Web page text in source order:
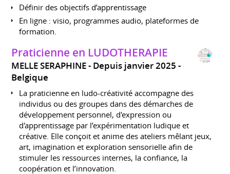
Définir des objectifs d’apprentissage
En ligne : visio, programmes audio, plateformes de
formation.
Praticienne en LUDOTHERAPIE
MELLE SERAPHINE
Depuis janvier 2025
Belgique
La praticienne en ludo-créativité accompagne des
individus ou des groupes dans des démarches de
développement personnel, d'expression ou
d'apprentissage par l’expérimentation ludique et
créative. Elle conçoit et anime des ateliers mêlant jeux,
art, imagination et exploration sensorielle afin de
stimuler les ressources internes, la confiance, la
coopération et l’innovation.